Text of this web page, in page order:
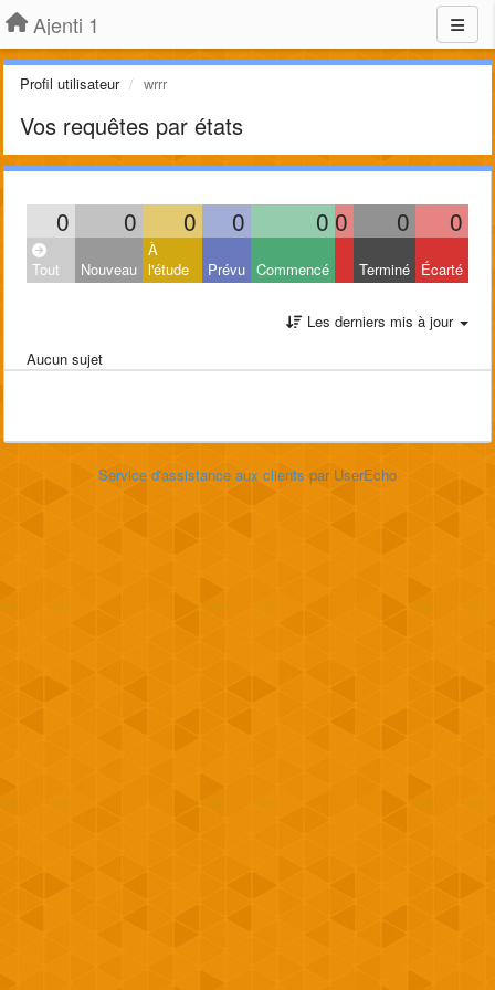
Ajenti 1
Profil utilisateur wrrr
Vos requêtes par états
0 0 0 0 0 0 0 0
Tout Nouveau
À
l'étude
Prévu Commencé Terminé Écarté
Les derniers mis à jour
Aucun sujet
Service d'assistance aux clients par UserEcho